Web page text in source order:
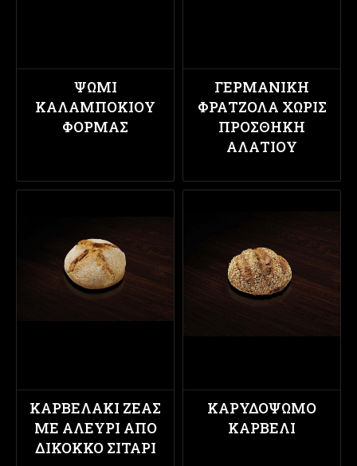
ΨΩΜΙ
ΚΑΛΑΜΠΟΚΙΟΥ
ΦΟΡΜΑΣ
ΓΕΡΜΑΝΙΚΉ
ΦΡΑΤΖΌΛΑ ΧΩΡΊΣ
ΠΡΟΣΘΉΚΗ
ΑΛΑΤΙΟΎ
ΚΑΡΒΕΛΆΚΙ ΖΈΑΣ
ΜΕ ΑΛΕΎΡΙ ΑΠΌ
ΔΊΚΟΚΚΟ ΣΙΤΆΡΙ
ΚΑΡΥΔΌΨΩΜΟ
ΚΑΡΒΈΛΙ